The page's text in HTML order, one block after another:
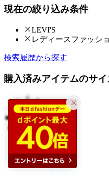
現在の絞り込み条件
LEVI'S
レディースファッシ
検索履歴から探す
購入済みアイテムのサ